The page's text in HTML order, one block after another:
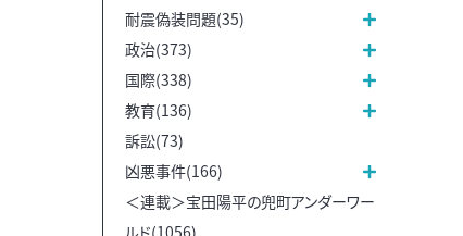
耐震偽装問題(35)
政治(373)
国際(338)
教育(136)
訴訟(73)
凶悪事件(166)
＜連載＞宝田陽平の兜町アンダーワー
ルド(1056)